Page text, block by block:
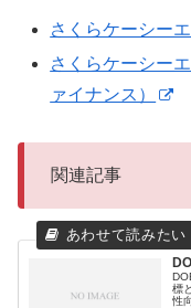
さくらケーシー
さくらケーシー
ァイナンス）
関連記事
標
性